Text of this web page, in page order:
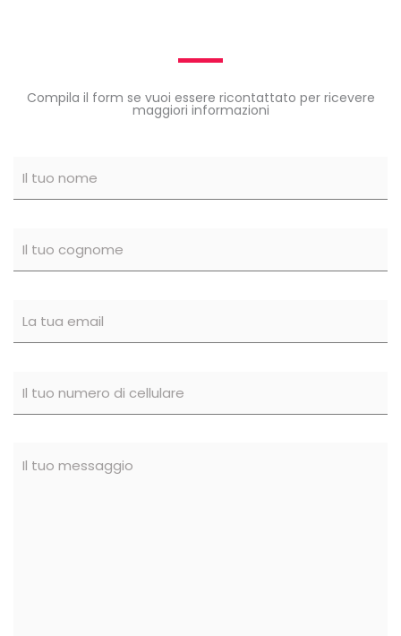
Compila il form se vuoi essere ricontattato per ricevere
maggiori informazioni